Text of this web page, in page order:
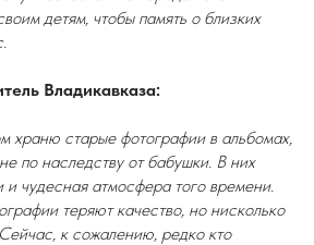
детям, чтобы память о близких
Владикавказа:
храню старые фотографии в альбомах,
по наследству от бабушки. В них
чудесная атмосфера того времени.
теряют качество, но нисколько
к сожалению, редко кто